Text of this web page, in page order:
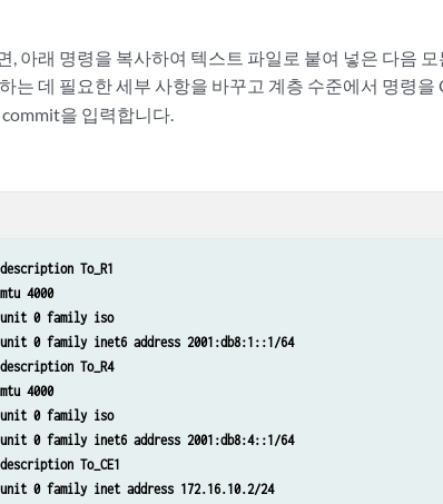
, 아래 명령을 복사하여 텍스트 파일로 붙여 넣은 다음
는 데 필요한 세부 사항을 바꾸고 계층 수준에서 명령을
을 입력합니다.
To_R1
4000
0 family iso
0 family inet6 address 2001:db8:1::1/64
To_R4
4000
0 family iso
0 family inet6 address 2001:db8:4::1/64
To_CE1
0 family inet address 172.16.10.2/24